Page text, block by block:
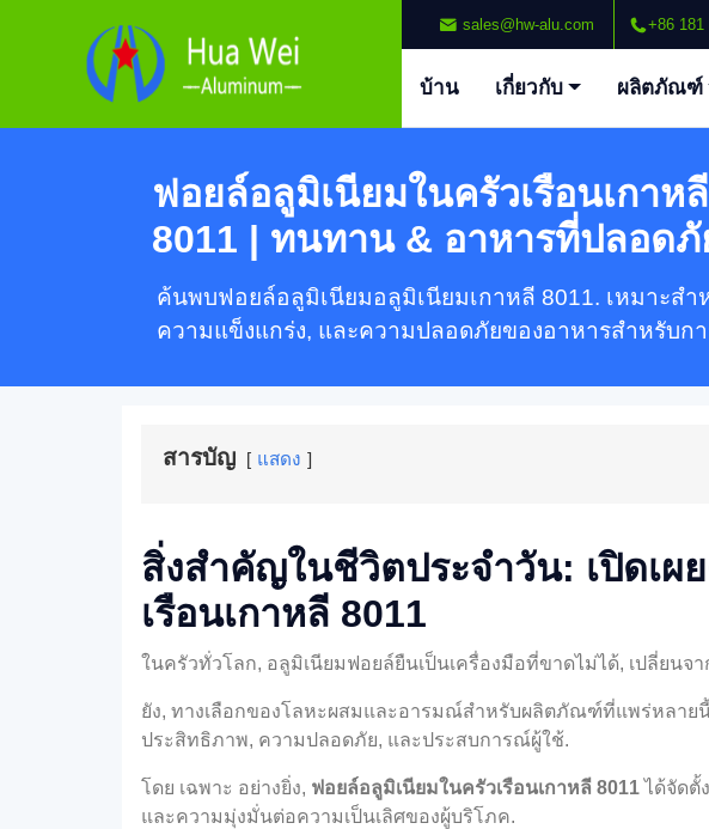
sales@hw-alu.com +86 181
บ้าน เกี่ยวกับ ผลิตภัณฑ์
ฟอยล์อลูมิเนียมในครัวเรือนเกาหลี
8011 | ทนทาน & อาหารที่ปลอดภั
ค้นพบฟอยล์อลูมิเนียมอลูมิเนียมเกาหลี 8011. เหมาะส
ความแข็งแกร่ง, และความปลอดภัยของอาหารสำหรับก
สารบัญ แสดง
สิ่งสำคัญในชีวิตประจำวัน: เปิดเผ
เรือนเกาหลี 8011
ในครัวทั่วโลก, อลูมิเนียมฟอยล์ยืนเป็นเครื่องมือที่ขาดไม่ได้, เปลี่ยนจา
ยัง, ทางเลือกของโลหะผสมและอารมณ์สำหรับผลิตภัณฑ์ที่แพร่หลาย
ประสิทธิภาพ, ความปลอดภัย, และประสบการณ์ผู้ใช้.
โดย เฉพาะ อย่างยิ่ง, ฟอยล์อลูมิเนียมในครัวเรือนเกาหลี 8011ได้จัดตั้
และความมุ่งมั่นต่อความเป็นเลิศของผู้บริโภค.